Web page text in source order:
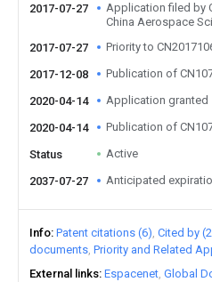
2017-07-27
Application filed by
China Aerospace
2017-07-27
Priority to
2017-12-08 Publication of
2020-04-14 Application granted
2020-04-14 Publication of
Status Active
2037-07-27 Anticipated
Info Patent citations (6) Cited by
documents Priority and Related
External links Espacenet Global